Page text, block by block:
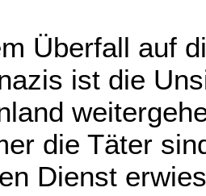
Überfall auf
ist die
die Täter
Dienst